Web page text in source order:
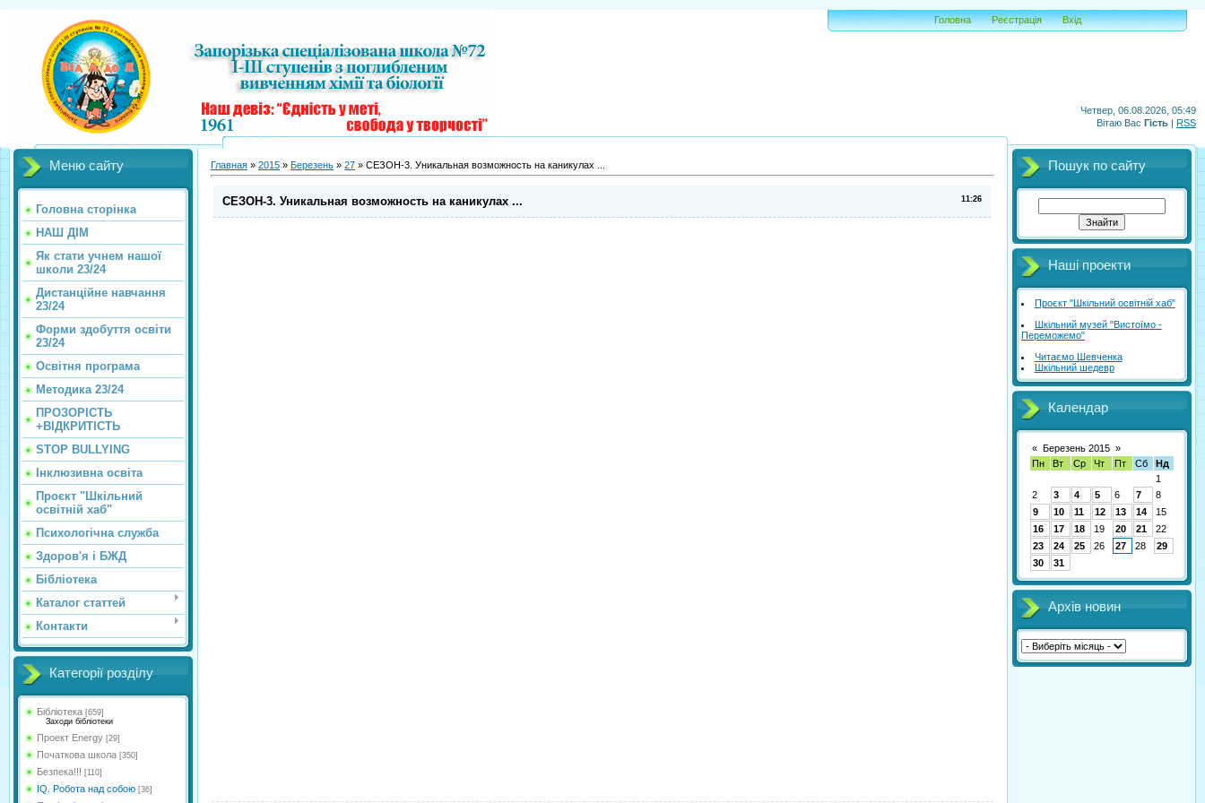
Четвер, 06.08.2026, 05:49
Вітаю Вас Гість | RSS
Головна Реєстрація Вхід
Меню сайту
Головна сторінка
НАШ ДІМ
Як стати учнем нашої
школи 23/24
Дистанційне навчання
23/24
Форми здобуття освіти
23/24
Освітня програма
Методика 23/24
ПРОЗОРІСТЬ
+ВІДКРИТІСТЬ
STOP BULLYING
Інклюзивна освіта
Проєкт "Шкільний
освітній хаб"
Психологічна служба
Здоров'я і БЖД
Бібліотека
Каталог статтей
Контакти
Категорії розділу
Бібліотека [659]
Заходи бібліотеки
Проект Energy [29]
Початкова школа [350]
Безпека!!! [110]
IQ. Робота над собою [36]
Главная » 2015 » Березень » 27 » СЕЗОН-3. Уникальная возможность на каникулах ...
11:26
СЕЗОН-3. Уникальная возможность на каникулах ...
Пошук по сайту
Наші проекти
Проєкт "Шкільний освітній хаб"
Шкільний музей "Вистоїмо -
Переможемо"
Читаємо Шевченка
Шкільний шедевр
Календар
« Березень 2015 »
Пн
Вт Ср Чт Пт Сб
Нд
1
2
3 4 5 6 7
8
9
10 11 12 13 14
15
16
17 18 19 20 21
22
23
24 25 26 27 28
29
30
31
Архів новин